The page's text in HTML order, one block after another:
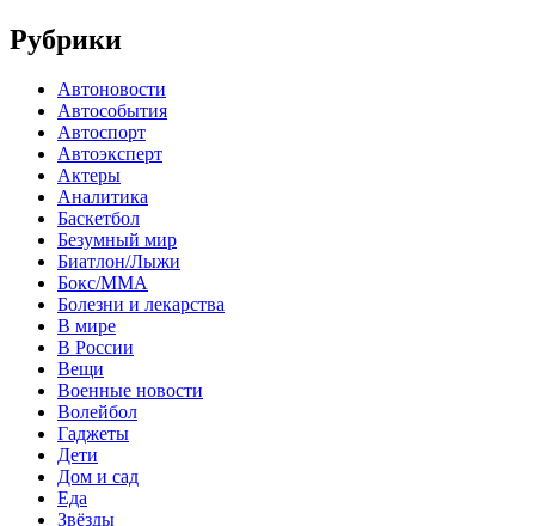
Рубрики
Автоновости
Автособытия
Автоспорт
Автоэксперт
Актеры
Аналитика
Баскетбол
Безумный мир
Биатлон/Лыжи
Бокс/MMA
Болезни и лекарства
В мире
В России
Вещи
Военные новости
Волейбол
Гаджеты
Дети
Дом и сад
Еда
Звёзды